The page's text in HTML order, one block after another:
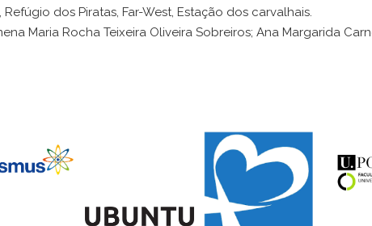
dos Piratas, Far-West, Estação dos carvalhais.
Maria Rocha Teixeira Oliveira Sobreiros; Ana Margarida